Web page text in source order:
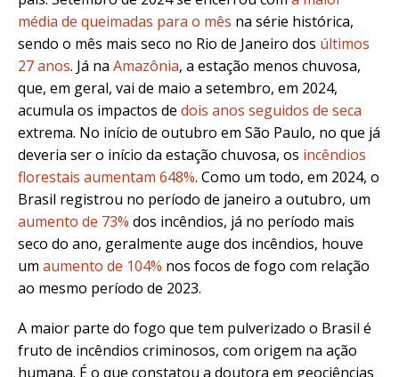
média de queimadas para o mês na série histórica,
sendo o mês mais seco no Rio de Janeiro dos últimos
27 anos. Já na Amazônia, a estação menos chuvosa,
que, em geral, vai de maio a setembro, em 2024,
acumula os impactos de dois anos seguidos de seca
extrema. No início de outubro em São Paulo, no que já
deveria ser o início da estação chuvosa, os incêndios
florestais aumentam 648%. Como um todo, em 2024, o
Brasil registrou no período de janeiro a outubro, um
aumento de 73% dos incêndios, já no período mais
seco do ano, geralmente auge dos incêndios, houve
um aumento de 104% nos focos de fogo com relação
ao mesmo período de 2023.
A maior parte do fogo que tem pulverizado o Brasil é
fruto de incêndios criminosos, com origem na ação
humana. É o que constatou a doutora em geociências